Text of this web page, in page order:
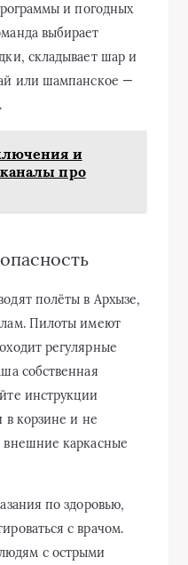
и погодных
выбирает
складывает шар и
или шампанское —
и
про
полёты в Архызе,
Пилоты имеют
регулярные
собственная
инструкции
в корзине и не
внешние каркасные
по здоровью,
с врачом.
с острыми